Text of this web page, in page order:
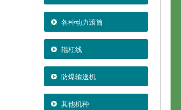
各种动力滚筒
辊杠线
防爆输送机
其他机种